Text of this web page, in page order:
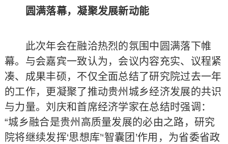
圆满落幕，凝聚发展新动能
此次年会在融洽热烈的氛围中圆满落下帷
幕。与会嘉宾一致认为，会议内容充实、议程紧
凑、成果丰硕，不仅全面总结了研究院过去一年
的工作，更凝聚了推动贵州城乡经济发展的共识
与力量。刘庆和首席经济学家在总结时强调：
“城乡融合是贵州高质量发展的必由之路，研究
院将继续发挥‘思想库’‘智囊团’作用，为省委省政